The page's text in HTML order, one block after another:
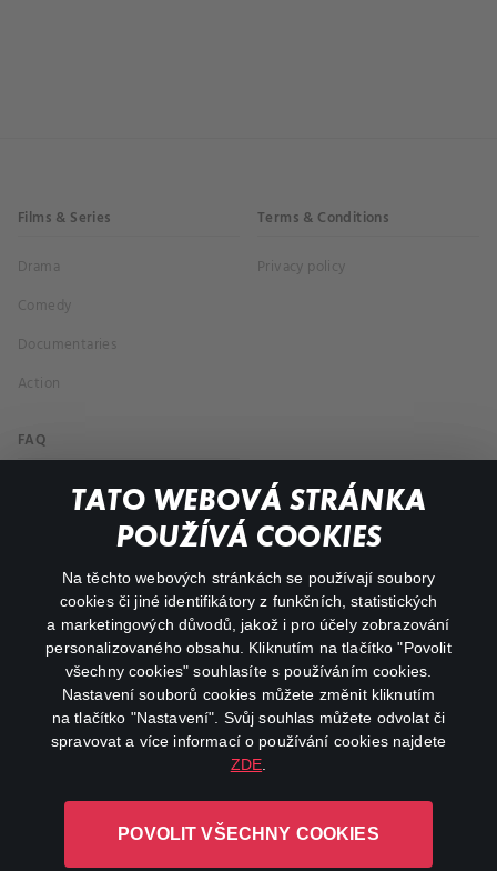
TATO WEBOVÁ STRÁNKA
POUŽÍVÁ COOKIES
Na těchto webových stránkách se používají soubory
cookies či jiné identifikátory z funkčních, statistických
a marketingových důvodů, jakož i pro účely zobrazování
personalizovaného obsahu. Kliknutím na tlačítko "Povolit
všechny cookies" souhlasíte s používáním cookies.
Nastavení souborů cookies můžete změnit kliknutím
na tlačítko "Nastavení". Svůj souhlas můžete odvolat či
spravovat a více informací o používání cookies najdete
ZDE
POVOLIT VŠECHNY COOKIES
Films & Series
Drama
Comedy
Documentaries
Action
Terms & Conditions
Privacy policy
FAQ
My profile
facebookinstagram
youtube
L-1246 Luxembourg R.C.S.